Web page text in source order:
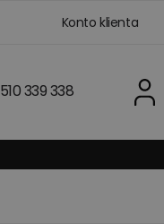
Konto klienta
510 339 338